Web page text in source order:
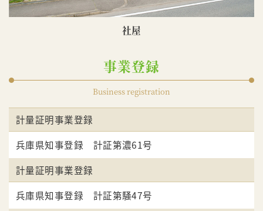
社屋
事業登録
Business registration
計量証明事業登録
兵庫県知事登録 計証第濃61号
計量証明事業登録
兵庫県知事登録 計証第騒47号